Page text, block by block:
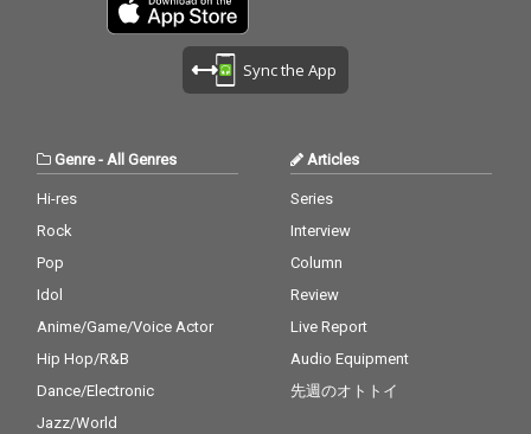
Sync the App
Genre-All Genres
Hi-res
Rock
Pop
Idol
Anime/Game/Voice Actor
Hip Hop/R&B
Dance/Electronic
Jazz/World
Articles
Series
Interview
Column
Review
Live Report
Audio Equipment
先週のオトトイ